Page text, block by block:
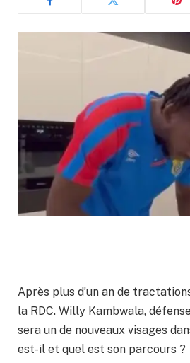
Après plus d’un an de
la RDC. Willy Kambwala,
sera un de nouveaux visages
est-il et quel est son parcours ?